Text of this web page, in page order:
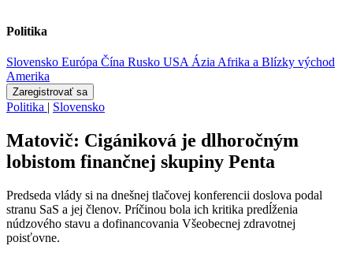
Politika
Slovensko Európa Čína Rusko USA ÁziaAfrika a Blízky východ
Amerika
Zaregistrovať sa
Politika | Slovensko
Matovič: Cigániková je dlhoročným
lobistom finančnej skupiny Penta
Predseda vlády si na dnešnej tlačovej konferencii doslova podal
stranu SaS a jej členov. Príčinou bola ich kritika predĺženia
núdzového stavu a dofinancovania Všeobecnej zdravotnej
poisťovne.